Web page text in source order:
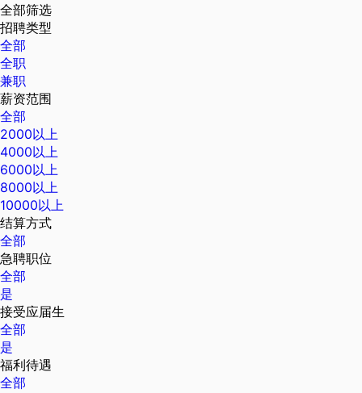
全部筛选
招聘类型
全部
全职
兼职
薪资范围
全部
2000以上
4000以上
6000以上
8000以上
10000以上
结算方式
全部
急聘职位
全部
是
接受应届生
全部
是
福利待遇
全部